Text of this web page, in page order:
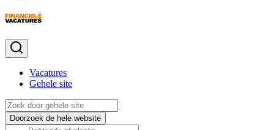
Vacatures
Gehele site